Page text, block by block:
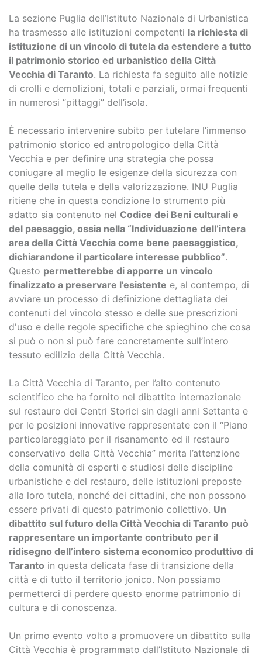
La sezione Puglia dell’Istituto Nazionale di Urbanistica
ha trasmesso alle istituzioni competenti la richiesta di
istituzione di un vincolo di tutela da estendere a tutto
il patrimonio storico ed urbanistico della Città
Vecchia di Taranto. La richiesta fa seguito alle notizie
di crolli e demolizioni, totali e parziali, ormai frequenti
in numerosi “pittaggi” dell’isola.
È necessario intervenire subito per tutelare l’immenso
patrimonio storico ed antropologico della Città
Vecchia e per definire una strategia che possa
coniugare al meglio le esigenze della sicurezza con
quelle della tutela e della valorizzazione. INU Puglia
ritiene che in questa condizione lo strumento più
adatto sia contenuto nel Codice dei Beni culturali e
del paesaggio, ossia nella “Individuazione dell’intera
area della Città Vecchia come bene paesaggistico,
dichiarandone il particolare interesse pubblico”.
Questo permetterebbe di apporre un vincolo
finalizzato a preservare l’esistente e, al contempo, di
avviare un processo di definizione dettagliata dei
contenuti del vincolo stesso e delle sue prescrizioni
d'uso e delle regole specifiche che spieghino che cosa
si può o non si può fare concretamente sull’intero
tessuto edilizio della Città Vecchia.
La Città Vecchia di Taranto, per l’alto contenuto
scientifico che ha fornito nel dibattito internazionale
sul restauro dei Centri Storici sin dagli anni Settanta e
per le posizioni innovative rappresentate con il “Piano
particolareggiato per il risanamento ed il restauro
conservativo della Città Vecchia” merita l’attenzione
della comunità di esperti e studiosi delle discipline
urbanistiche e del restauro, delle istituzioni preposte
alla loro tutela, nonché dei cittadini, che non possono
essere privati di questo patrimonio collettivo. Un
dibattito sul futuro della Città Vecchia di Taranto può
rappresentare un importante contributo per il
ridisegno dell’intero sistema economico produttivo di
Taranto in questa delicata fase di transizione della
città e di tutto il territorio jonico. Non possiamo
permetterci di perdere questo enorme patrimonio di
cultura e di conoscenza.
Un primo evento volto a promuovere un dibattito sulla
Città Vecchia è programmato dall’Istituto Nazionale di